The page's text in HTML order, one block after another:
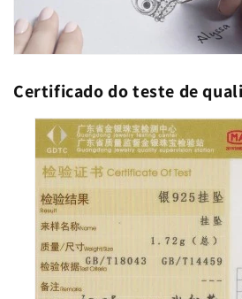
Certificado do teste de